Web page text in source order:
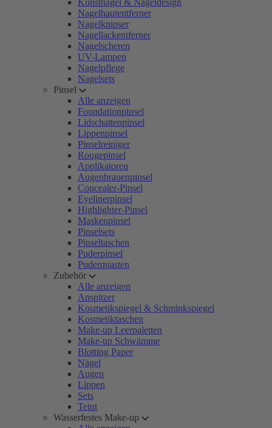
Kunstnägel & Nageldesign
Nagelhautentferner
Nagelknipser
Nagellackentferner
Nagelscheren
UV-Lampen
Nagelpflege
Nagelsets
Pinsel
Alle anzeigen
Foundationpinsel
Lidschattenpinsel
Lippenpinsel
Pinselreiniger
Rougepinsel
Applikatoren
Augenbrauenpinsel
Concealer-Pinsel
Eyelinerpinsel
Highlighter-Pinsel
Maskenpinsel
Pinselsets
Pinseltaschen
Puderpinsel
Puderquasten
Zubehör
Alle anzeigen
Anspitzer
Kosmetikspiegel & Schminkspiegel
Kosmetiktaschen
Make-up Leerpaletten
Make-up Schwämme
Blotting Paper
Nägel
Augen
Lippen
Sets
Teint
Wasserfestes Make-up